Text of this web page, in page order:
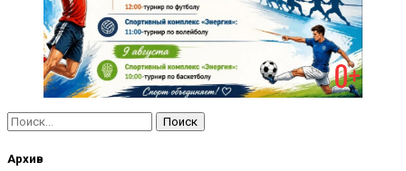
Найти:
Архив